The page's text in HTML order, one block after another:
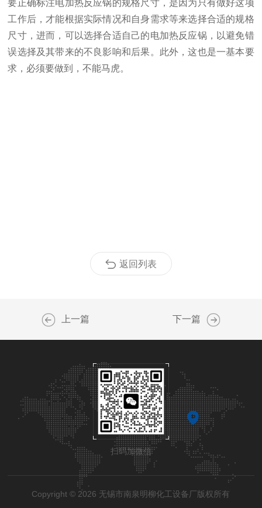
要正确标注电加热反应锅的规格尺寸，是因为只有做好这项
工作后，才能根据实际情况和自身需求等来选择合适的规格
尺寸，进而，可以选择合适自己的电加热反应锅，以避免错
误选择及其带来的不良影响和后果。此外，这也是一基本要
求，必须要做到，不能马虎。
返回列表
上一篇 下一篇
扫码加微信
Copyright © 2026 无锡市南泉明柳化工设备厂版权所有